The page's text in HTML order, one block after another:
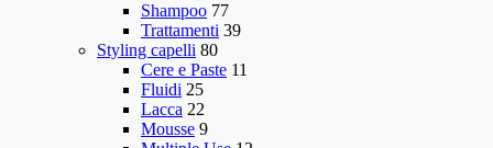
Shampoo 77
Trattamenti 39
Styling capelli 80
Cere e Paste 11
Fluidi 25
Lacca 22
Mousse 9